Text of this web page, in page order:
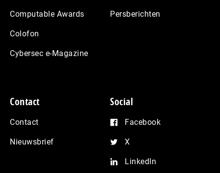
Computable Awards
Colofon
Cybersec e-Magazine
Persberichten
Contact
Contact
Nieuwsbrief
Social
Facebook
X
LinkedIn